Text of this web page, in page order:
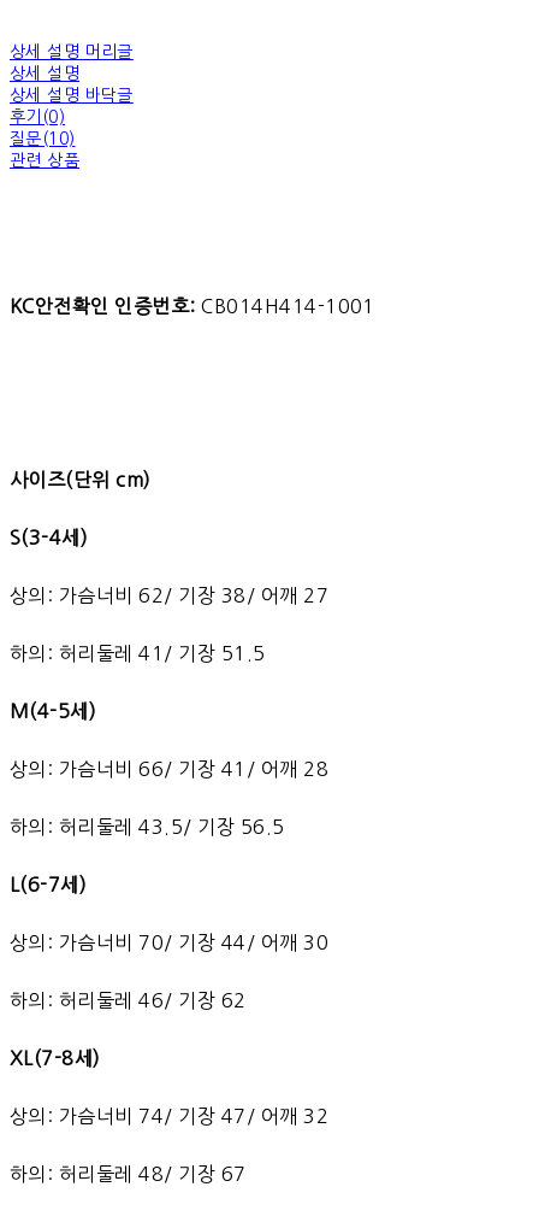
상세 설명 머리글
상세 설명
상세 설명 바닥글
후기(0)
질문(10)
관련 상품
KC안전확인 인증번호: CB014H414-1001
사이즈(단위 cm)
S(3-4세)
상의: 가슴너비 62/ 기장 38/ 어깨 27
하의: 허리둘레 41/ 기장 51.5
M(4-5세)
상의: 가슴너비 66/ 기장 41/ 어깨 28
하의: 허리둘레 43.5/ 기장 56.5
L(6-7세)
상의: 가슴너비 70/ 기장 44/ 어깨 30
하의: 허리둘레 46/ 기장 62
XL(7-8세)
상의: 가슴너비 74/ 기장 47/ 어깨 32
하의: 허리둘레 48/ 기장 67